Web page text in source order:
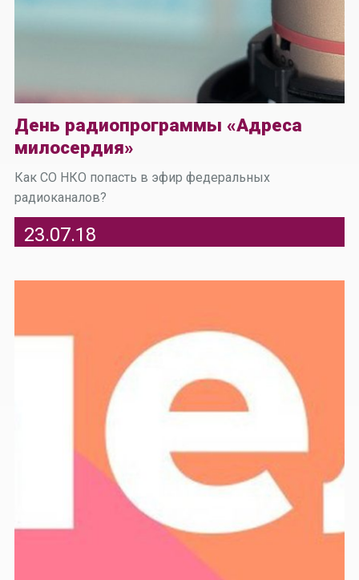
День радиопрограммы «Адреса
милосердия»
Как СО НКО попасть в эфир федеральных
радиоканалов?
23.07.18